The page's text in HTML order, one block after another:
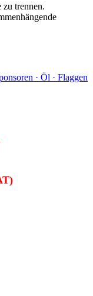
zu trennen.
· Öl · Flaggen